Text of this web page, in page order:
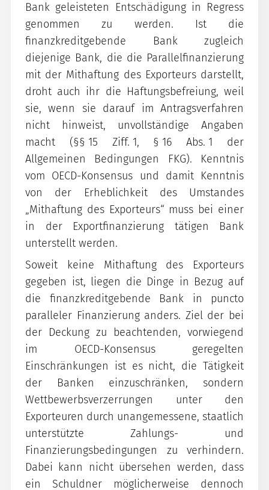
Bank geleisteten Entschädigung in Regress
genommen zu werden. Ist die
finanzkreditgebende Bank zugleich
diejenige Bank, die die Parallelfinanzierung
mit der Mithaftung des Exporteurs darstellt,
droht auch ihr die Haftungsbefreiung, weil
sie, wenn sie darauf im Antragsverfahren
nicht hinweist, unvollständige Angaben
macht (§§ 15 Ziff. 1, § 16 Abs. 1 der
Allgemeinen Bedingungen FKG). Kenntnis
vom OECD-Konsensus und damit Kenntnis
von der Erheblichkeit des Umstandes
„Mithaftung des Exporteurs“ muss bei einer
in der Exportfinanzierung tätigen Bank
unterstellt werden.
Soweit keine Mithaftung des Exporteurs
gegeben ist, liegen die Dinge in Bezug auf
die finanzkreditgebende Bank in puncto
paralleler Finanzierung anders. Ziel der bei
der Deckung zu beachtenden, vorwiegend
im OECD-Konsensus geregelten
Einschränkungen ist es nicht, die Tätigkeit
der Banken einzuschränken, sondern
Wettbewerbsverzerrungen unter den
Exporteuren durch unangemessene, staatlich
unterstützte Zahlungs- und
Finanzierungsbedingungen zu verhindern.
Dabei kann nicht übersehen werden, dass
ein Schuldner möglicherweise dennoch